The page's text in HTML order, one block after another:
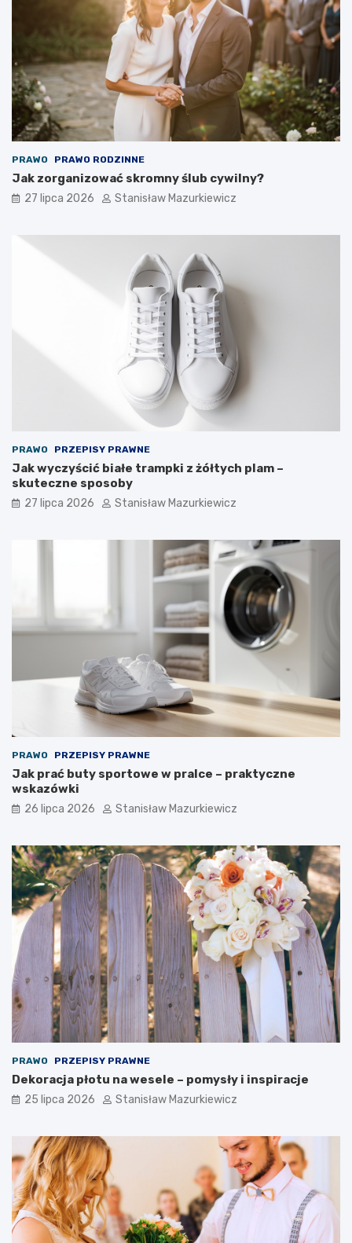
PRAWO PRAWO RODZINNE
Jak zorganizować skromny ślub cywilny?
27 lipca 2026 Stanisław Mazurkiewicz
PRAWO PRZEPISY PRAWNE
Jak wyczyścić białe trampki z żółtych plam –
skuteczne sposoby
27 lipca 2026 Stanisław Mazurkiewicz
PRAWO PRZEPISY PRAWNE
Jak prać buty sportowe w pralce – praktyczne
wskazówki
26 lipca 2026 Stanisław Mazurkiewicz
PRAWO PRZEPISY PRAWNE
Dekoracja płotu na wesele – pomysły i inspiracje
25 lipca 2026 Stanisław Mazurkiewicz